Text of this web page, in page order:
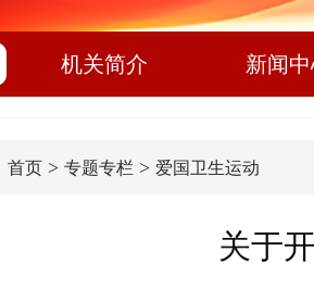
机关简介 新闻
首页 > 专题专栏 > 爱国卫生运动
关于